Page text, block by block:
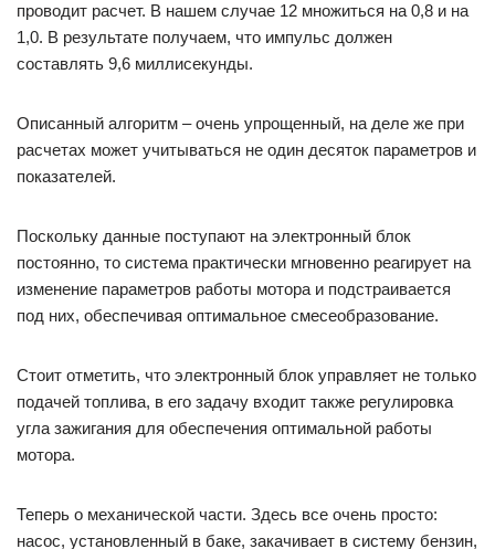
проводит расчет. В нашем случае 12 множиться на 0,8 и на
1,0. В результате получаем, что импульс должен
составлять 9,6 миллисекунды.
Описанный алгоритм – очень упрощенный, на деле же при
расчетах может учитываться не один десяток параметров и
показателей.
Поскольку данные поступают на электронный блок
постоянно, то система практически мгновенно реагирует на
изменение параметров работы мотора и подстраивается
под них, обеспечивая оптимальное смесеобразование.
Стоит отметить, что электронный блок управляет не только
подачей топлива, в его задачу входит также регулировка
угла зажигания для обеспечения оптимальной работы
мотора.
Теперь о механической части. Здесь все очень просто:
насос, установленный в баке, закачивает в систему бензин,